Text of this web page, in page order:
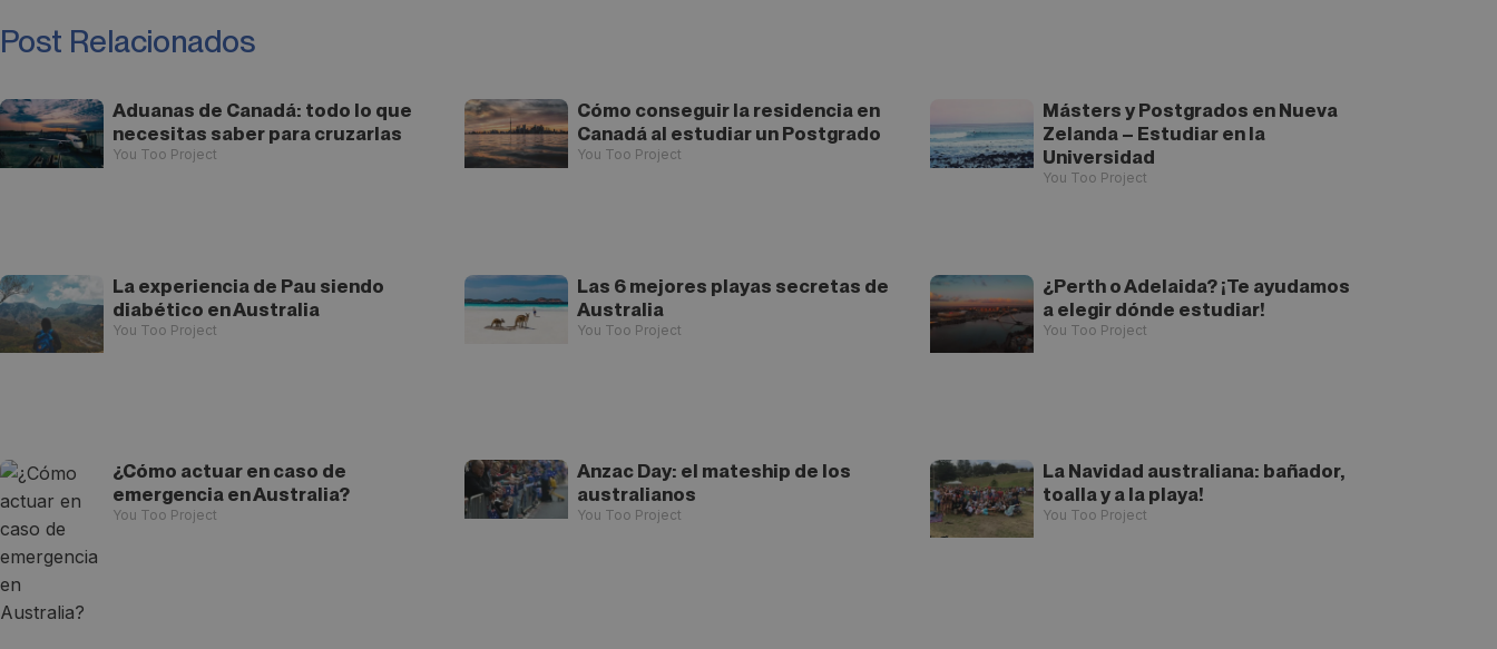
Post Relacionados
Aduanas de Canadá: todo lo que
necesitas saber para cruzarlas
You Too Project
Cómo conseguir la residencia en
Canadá al estudiar un Postgrado
You Too Project
Másters y Postgrados en Nueva
Zelanda – Estudiar en la
Universidad
You Too Project
La experiencia de Pau siendo
diabético en Australia
You Too Project
Las 6 mejores playas secretas de
Australia
You Too Project
¿Perth o Adelaida? ¡Te ayudamos
a elegir dónde estudiar!
You Too Project
¿Cómo actuar en caso de
emergencia en Australia?
You Too Project
Anzac Day: el mateship de los
australianos
You Too Project
La Navidad australiana: bañador,
toalla y a la playa!
You Too Project